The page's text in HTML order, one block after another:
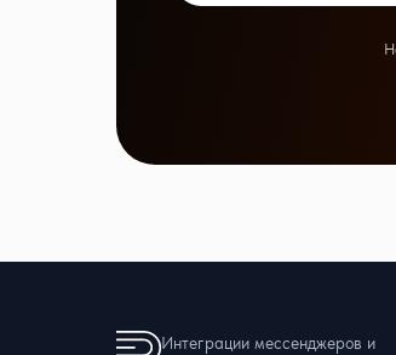
Интеграции мессенджеров и